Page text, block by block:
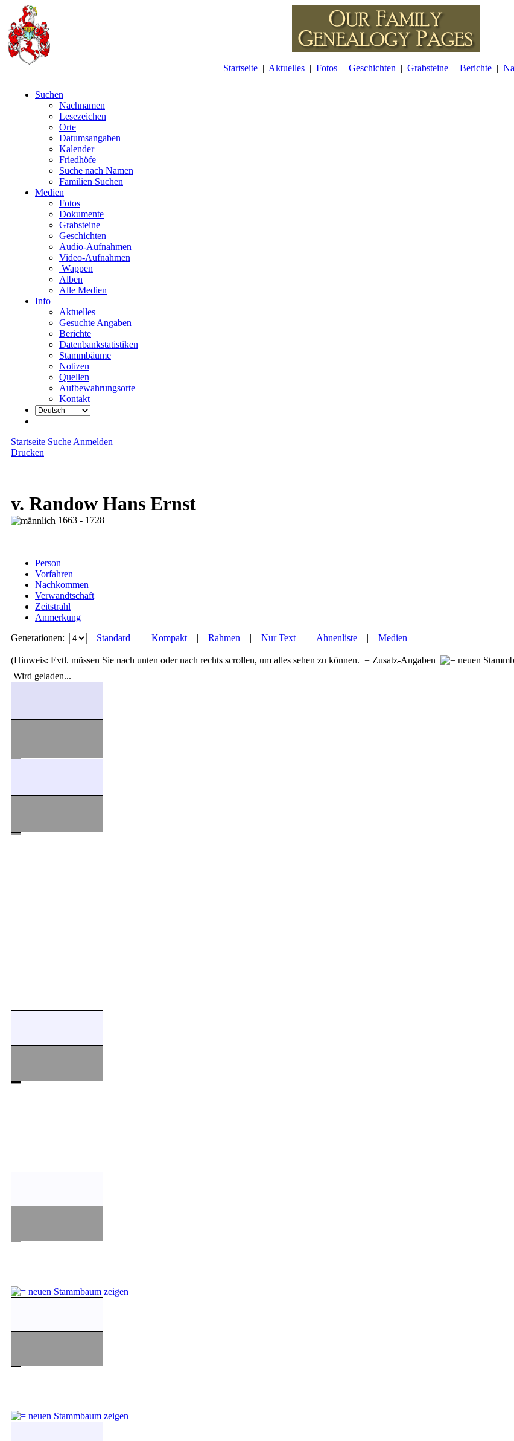
Startseite| Aktuelles| Fotos| Geschichten | Grabsteine| Berichte|
Suchen
Nachnamen
Lesezeichen
Orte
Datumsangaben
Kalender
Friedhöfe
Suche nach Namen
Familien Suchen
Medien
Fotos
Dokumente
Grabsteine
Geschichten
Audio-Aufnahmen
Video-Aufnahmen
Wappen
Alben
Alle Medien
Info
Aktuelles
Gesuchte Angaben
Berichte
Datenbankstatistiken
Stammbäume
Notizen
Quellen
Aufbewahrungsorte
Kontakt
Startseite Suche Anmelden
Drucken
v. Randow Hans Ernst
1663 - 1728
Person
Vorfahren
Nachkommen
Verwandtschaft
Zeitstrahl
Anmerkung
Generationen:
Standard | Kompakt| Rahmen | Nur Text| Ahnenliste | Medien
(Hinweis: Evtl. müssen Sie nach unten oder nach rechts scrollen, um alles sehen zu können. = Zusatz-Angaben
Wird geladen...